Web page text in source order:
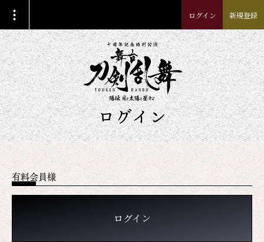
ログイン 新規登録
ログイン
有料会員様
ログイン